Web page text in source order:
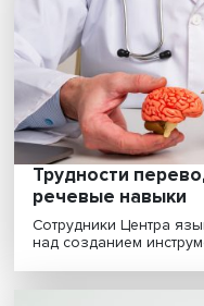
Поэтика и
предлогов,
нейросеть
Новые
необходимость
анализ......